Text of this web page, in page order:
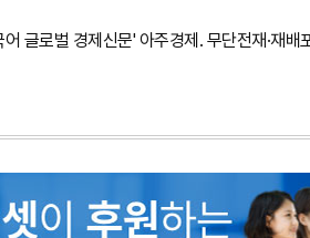
글로벌 경제신문' 아주경제. 무단전재·재배